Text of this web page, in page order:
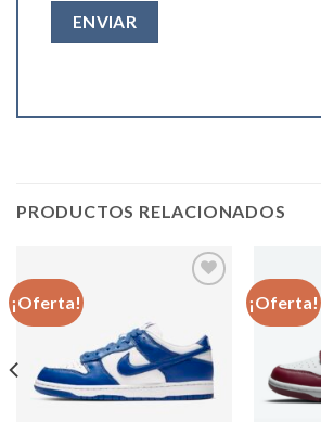
PRODUCTOS RELACIONADOS
¡Oferta!
Añadir
a la
lista de
deseos
¡Oferta!